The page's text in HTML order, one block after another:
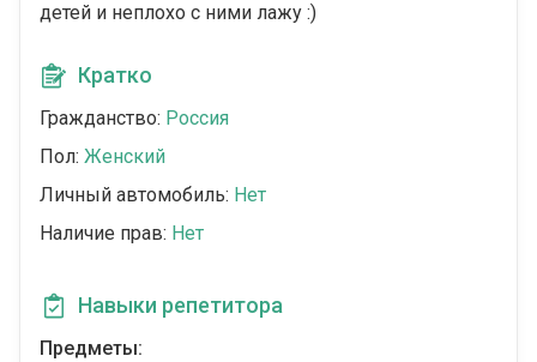
детей и неплохо с ними лажу :)
Кратко
Гражданство: Россия
Пол: Женский
Личный автомобиль: Нет
Наличие прав: Нет
Навыки репетитора
Предметы: